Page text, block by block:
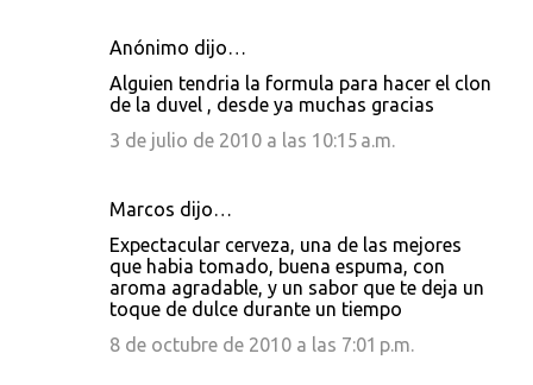
Anónimo dijo…
Alguien tendria la formula para hacer el clon
de la duvel , desde ya muchas gracias
3 de julio de 2010 a las 10:15 a.m.
Marcos dijo…
Expectacular cerveza, una de las mejores
que habia tomado, buena espuma, con
aroma agradable, y un sabor que te deja un
toque de dulce durante un tiempo
8 de octubre de 2010 a las 7:01 p.m.